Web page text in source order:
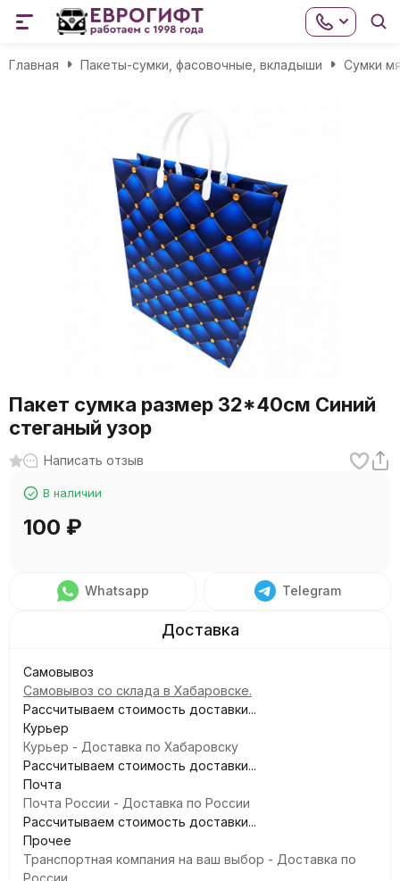
Главная Пакеты-сумки, фасовочные, вкладыши Сумки
Пакет сумка размер 32*40см Синий
стеганый узор
Написать отзыв
В наличии
100 ₽
Whatsapp Telegram
Самовывоз
Самовывоз со склада в Хабаровске.
Рассчитываем стоимость доставки...
Курьер
Курьер - Доставка по Хабаровску
Рассчитываем стоимость доставки...
Почта
Почта России - Доставка по России
Рассчитываем стоимость доставки...
Прочее
Транспортная компания на ваш выбор - Доставка по
России